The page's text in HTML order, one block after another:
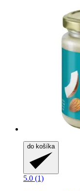
do košíka
5.0 (1)